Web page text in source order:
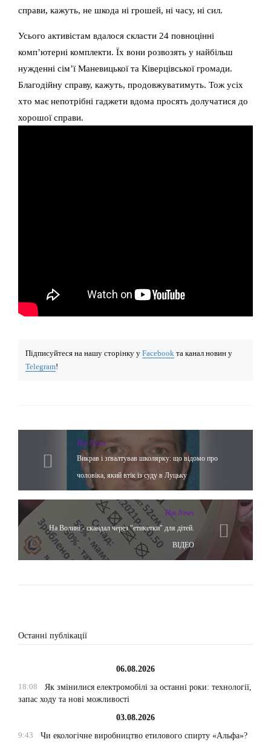
справи, кажуть, не шкода ні грошей, ні часу, ні сил.
Усього активістам вдалося скласти 24 повноцінні
комп’ютерні комплекти. Їх вони розвозять у найбільш
нужденні сім’ї Маневицької та Ківерцівської громади.
Благодійну справу, кажуть, продовжуватимуть. Тож усіх
хто має непотрібні гаджети вдома просять долучатися до
хорошої справи.
Підписуйтеся на нашу сторінку у Facebook та канал новин у
Telegram!
Hot News
Викрав і зґвалтував школярку: що відомо про
чоловіка, який втік із суду в Луцьку
Hot News
На Волині - скандал через "етикетки" для дітей.
ВІДЕО
Останні публікації
06.08.2026
18:08
Як змінилися електромобілі за останні роки: технології,
запас ходу та нові можливості
03.08.2026
9:43
Чи екологічне виробництво етилового спирту «Альфа»?